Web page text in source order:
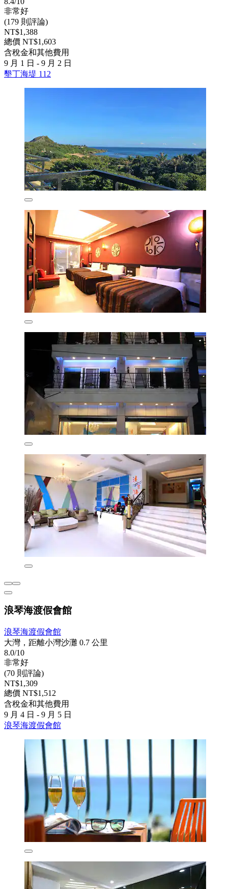
非常好
(179 則評論)
NT$1,388
總價 NT$1,603
含稅金和其他費用
9 月 1 日 - 9 月 2 日
墾丁海堤 112
浪琴海渡假會館
浪琴海渡假會館
大灣，距離小灣沙灘 0.7 公里
8.0/10
非常好
(70 則評論)
NT$1,309
總價 NT$1,512
含稅金和其他費用
9 月 4 日 - 9 月 5 日
浪琴海渡假會館